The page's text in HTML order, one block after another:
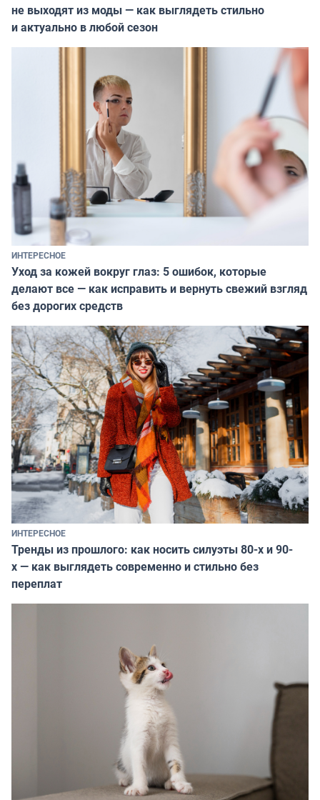
не выходят из моды — как выглядеть стильно
и актуально в любой сезон
ИНТЕРЕСНОЕ
Уход за кожей вокруг глаз: 5 ошибок, которые
делают все — как исправить и вернуть свежий взгляд
без дорогих средств
ИНТЕРЕСНОЕ
Тренды из прошлого: как носить силуэты 80-х и 90-
х — как выглядеть современно и стильно без
переплат